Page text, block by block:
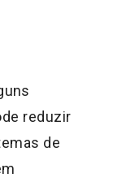
reduzir
de